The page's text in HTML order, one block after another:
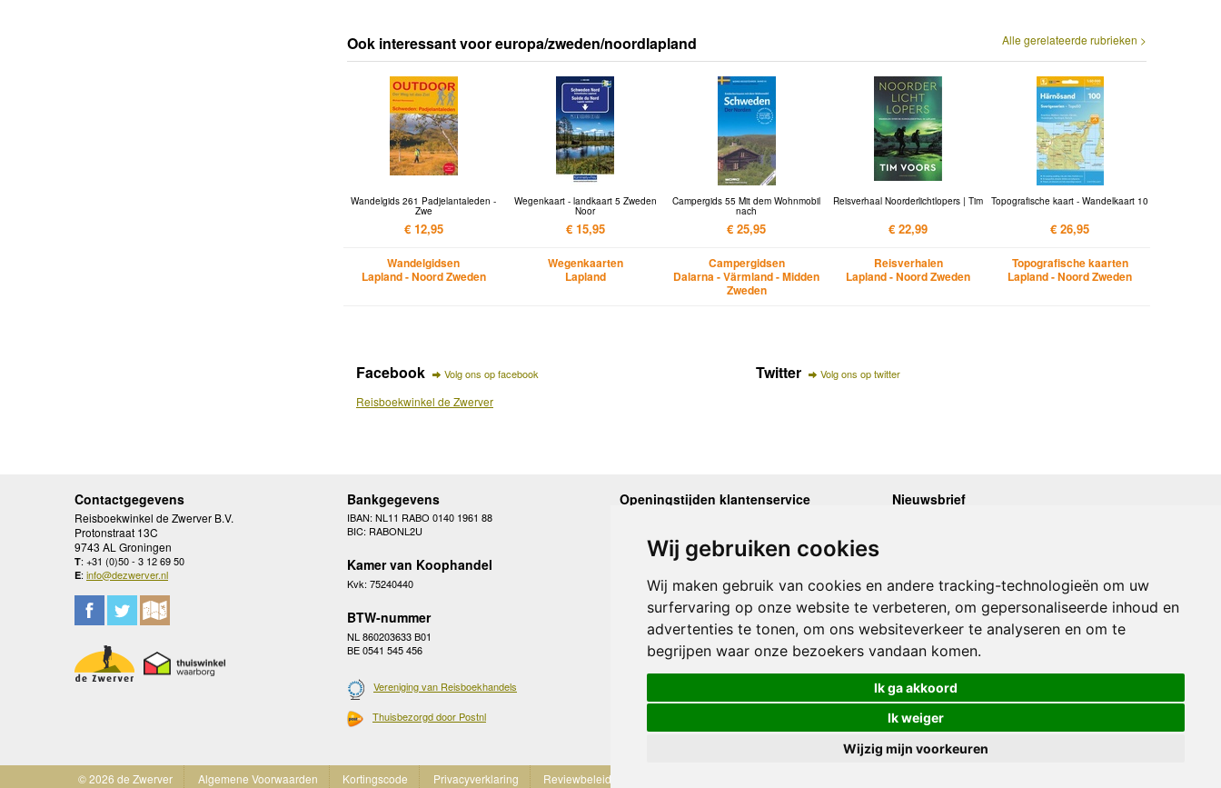
Wij gebruiken cookies
Wij maken gebruik van cookies en andere tracking-technologieën om uw
surfervaring op onze website te verbeteren, om gepersonaliseerde inhoud en
advertenties te tonen, om ons websiteverkeer te analyseren en om te
begrijpen waar onze bezoekers vandaan komen.
Ik ga akkoord
Ik weiger
Wijzig mijn voorkeuren
Alle gerelateerde rubrieken >
Ook interessant voor europa/zweden/noordlapland
Wandelgids 261 Padjelantaleden -
Zwe
€ 12,95
Wandelgidsen
Lapland - Noord Zweden
Wegenkaart - landkaart 5 Zweden
Noor
€ 15,95
Wegenkaarten
Lapland
Campergids 55 Mit dem Wohnmobil
nach
€ 25,95
Campergidsen
Dalarna - Värmland - Midden
Zweden
Reisverhaal Noorderlichtlopers | Tim
€ 22,99
Reisverhalen
Lapland - Noord Zweden
Topografische kaart - Wandelkaart 10
€ 26,95
Topografische kaarten
Lapland - Noord Zweden
Facebook Volg ons op facebook
Reisboekwinkel de Zwerver
Twitter Volg ons op twitter
Contactgegevens
Reisboekwinkel de Zwerver B.V.
Protonstraat 13C
9743 AL Groningen
T: +31 (0)50 - 3 12 69 50
E: info@dezwerver.nl
Bankgegevens
IBAN: NL11 RABO 0140 1961 88
BIC: RABONL2U
Kamer van Koophandel
Kvk: 75240440
BTW-nummer
NL 860203633 B01
BE 0541 545 456
Vereniging van Reisboekhandels
Thuisbezorgd door Postnl
Openingstijden klantenservice
Woensdag
10.00 - 12.30 en 13.30 - 17.00
Donderdag
Vrijdag
10.00 - 12.30 en 13.30 - 17.00
Zaterdag
gesloten
Zondag
gesloten
Nieuwsbrief
Onze laatste Nieuwsbrief
Inschrijven
© 2026 de Zwerver Algemene Voorwaarden Kortingscode Privacyverklaring Reviewbeleid